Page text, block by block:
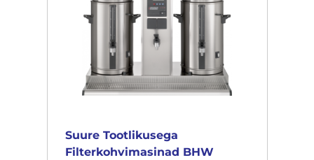
Suure Tootlikusega
Filterkohvimasinad BHW